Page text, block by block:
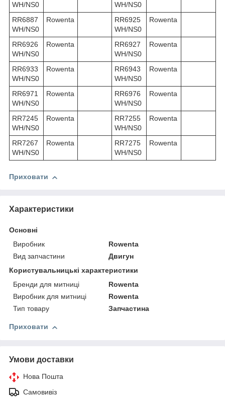
WH/NS0
WH/NS0
RR6887
WH/NS0
Rowenta
RR6925
WH/NS0
Rowenta
RR6926
WH/NS0
Rowenta
RR6927
WH/NS0
Rowenta
RR6933
WH/NS0
Rowenta
RR6943
WH/NS0
Rowenta
RR6971
WH/NS0
Rowenta
RR6976
WH/NS0
Rowenta
RR7245
WH/NS0
Rowenta
RR7255
WH/NS0
Rowenta
RR7267
WH/NS0
Rowenta
RR7275
WH/NS0
Rowenta
Приховати
Характеристики
Основні
Виробник
Rowenta
Вид запчастини
Двигун
Користувальницькі характеристики
Бренди для митниці
Rowenta
Виробник для митниці
Rowenta
Тип товару
Запчастина
Приховати
Умови доставки
Нова Пошта
Самовивіз